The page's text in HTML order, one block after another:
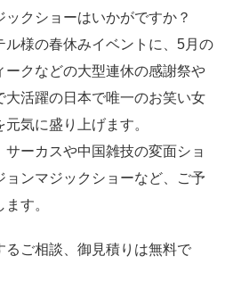
クショーはいかがですか？
様の春休みイベントに、5月の
クなどの大型連休の感謝祭や
活躍の日本で唯一のお笑い女
気に盛り上げます。
ーカスや中国雑技の変面ショ
ンマジックショーなど、ご予
す。
るご相談、御見積りは無料で